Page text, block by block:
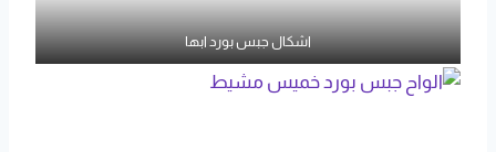
اشكال جبس بورد ابها